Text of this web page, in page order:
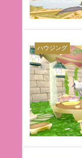
ハウジング